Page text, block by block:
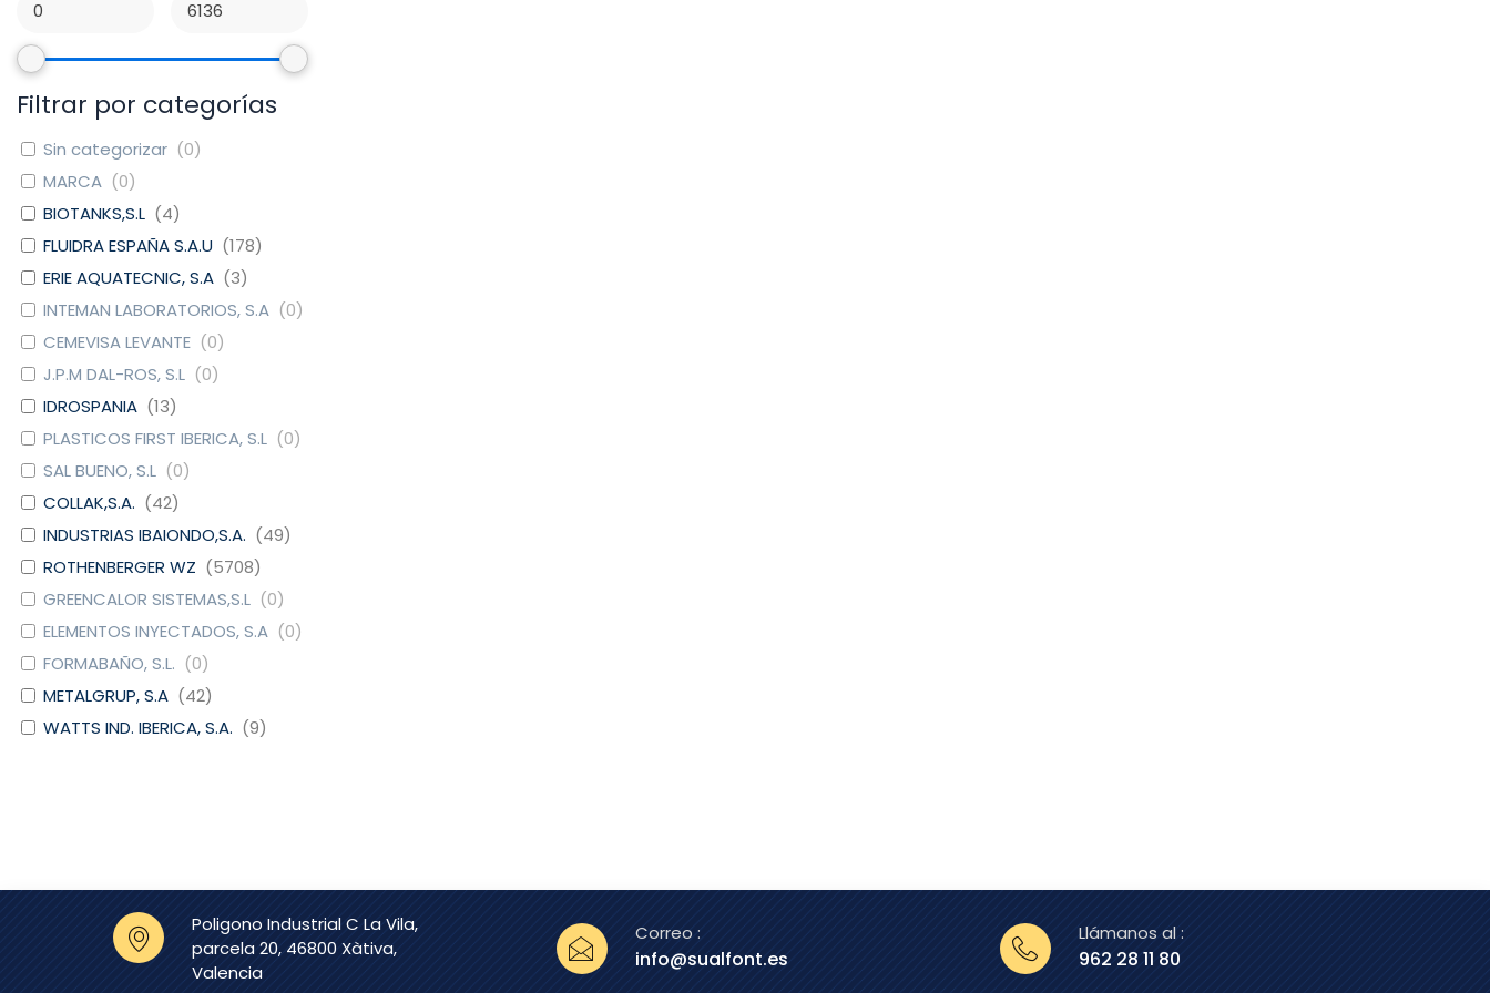
Filtrar por categorías
Sin categorizar (0)
MARCA (0)
BIOTANKS,S.L (4)
FLUIDRA ESPAÑA S.A.U (178)
ERIE AQUATECNIC, S.A (3)
INTEMAN LABORATORIOS, S.A (0)
CEMEVISA LEVANTE (0)
J.P.M DAL-ROS, S.L (0)
IDROSPANIA (13)
PLASTICOS FIRST IBERICA, S.L (0)
SAL BUENO, S.L (0)
COLLAK,S.A. (42)
INDUSTRIAS IBAIONDO,S.A. (49)
ROTHENBERGER WZ (5708)
GREENCALOR SISTEMAS,S.L (0)
ELEMENTOS INYECTADOS, S.A (0)
FORMABAÑO, S.L. (0)
METALGRUP, S.A (42)
WATTS IND. IBERICA, S.A. (9)
SIMEX S.L.
(0)
CLINIMAX EQUIPAMIENTOS,
S.L
( 0)
Poligono Industrial C La Vila,
parcela 20, 46800 Xàtiva,
Valencia
Correo :
info@sualfont.es
Llámanos al :
962 28 11 80